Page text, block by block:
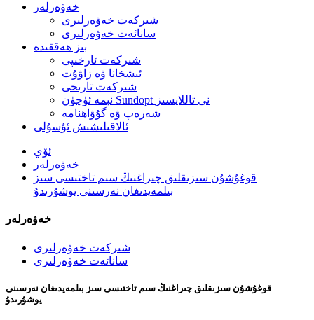
خەۋەرلەر
شىركەت خەۋەرلىرى
سانائەت خەۋەرلىرى
بىز ھەققىدە
شىركەت ئارخىپى
ئىشخانا ۋە زاۋۇت
شىركەت تارىخى
نېمە ئۈچۈن Sundopt نى تاللايسىز
شەرەپ ۋە گۇۋاھنامە
ئالاقىلىشىش ئۇسۇلى
ئۆي
خەۋەرلەر
قوغۇشۇن سىزىقلىق چىراغنىڭ سىم تاختىسى سىز
بىلمەيدىغان نەرسىنى يوشۇرىدۇ
خەۋەرلەر
شىركەت خەۋەرلىرى
سانائەت خەۋەرلىرى
قوغۇشۇن سىزىقلىق چىراغنىڭ سىم تاختىسى سىز بىلمەيدىغان نەرسىنى
يوشۇرىدۇ